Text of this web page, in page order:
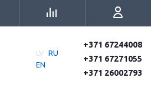
LV RU
EN
+371 67244008
+371 67271055
+371 26002793